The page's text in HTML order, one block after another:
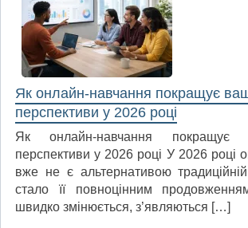
Як онлайн-навчання покращує
перспективи у 2026 році
Як онлайн-навчання покращує
перспективи у 2026 році У 2026 році
вже не є альтернативою
стало її повноцінним
швидко змінюється, з’являються […]